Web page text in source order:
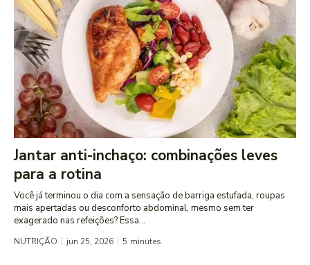
Jantar anti-inchaço: combinações leves
para a rotina
Você já terminou o dia com a sensação de barriga estufada, roupas
mais apertadas ou desconforto abdominal, mesmo sem ter
exagerado nas refeições? Essa...
NUTRIÇÃO jun 25, 2026 5 minutes